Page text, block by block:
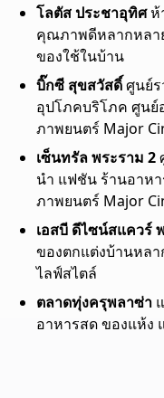
โลตัส ประชาอุทิศห้
คุณภาพดีหลากหลา
ของใช้ในบ้าน
บิ๊กซี สุขสวัสดิ์ศูนย์
อุปโภคบริโภค ศูนย์
ภาพยนตร์ Major
เซ็นทรัล พระราม 2
นำ แฟชัน ร้านอาหา
ภาพยนตร์ Major
เอสบี ดีไซน์สแควร์
ของตกแต่งบ้านหล
ไลฟ์สไตล์
ตลาดทุ่งครุพลาซ่า
อาหารสด ของแห้ง